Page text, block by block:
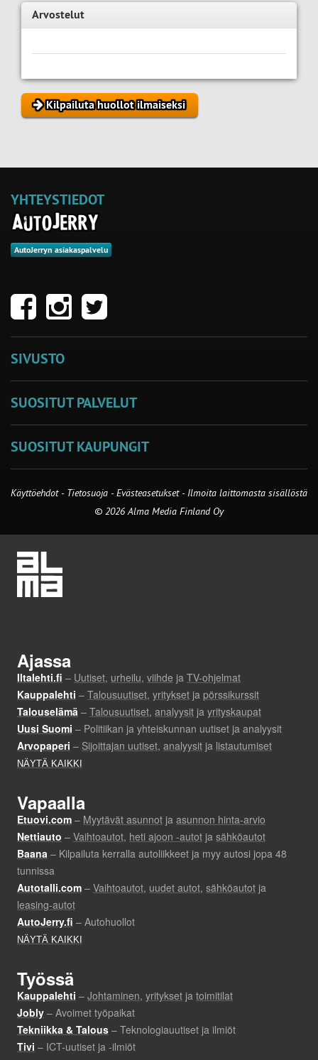
Arvostelut
Kilpailuta huollot ilmaiseksi
YHTEYSTIEDOT
AutoJerryn asiakaspalvelu
SIVUSTO
SUOSITUT PALVELUT
SUOSITUT KAUPUNGIT
Käyttöehdot - Tietosuoja -Evästeasetukset- Ilmoita laittomasta sisällöstä
© 2026 Alma Media Finland Oy